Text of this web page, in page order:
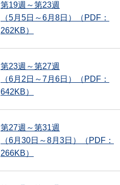
第19週～第23週
（5月5日～6月8日）（PDF：
262KB）
第23週～第27週
（6月2日～7月6日）（PDF：
642KB）
第27週～第31週
（6月30日～8月3日）（PDF：
266KB）